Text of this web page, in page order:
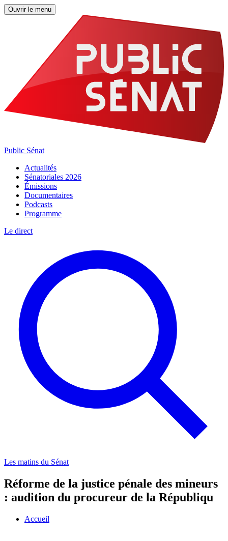
Ouvrir le menu
Public Sénat
Actualités
Sénatoriales 2026
Émissions
Documentaires
Podcasts
Programme
Le direct
Les matins du Sénat
Réforme de la justice pénale des mineurs
: audition du procureur de la Républiqu
Accueil